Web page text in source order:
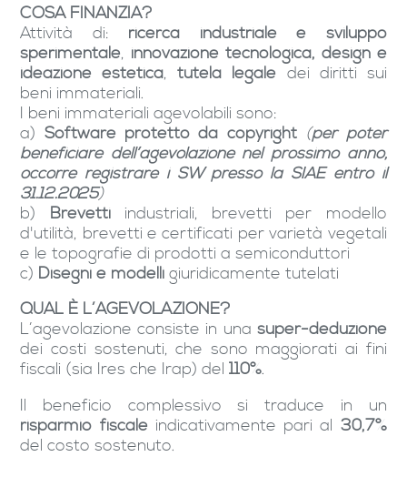
COSA FINANZIA?
Attività di: ricerca industriale e sviluppo
sperimentale, innovazione tecnologica, design e
ideazione estetica,tutela legale dei diritti sui
beni immateriali.
I beni immateriali agevolabili sono:
a) Software protetto da copyright (per poter
beneficiare dell’agevolazione nel prossimo anno,
occorre registrare i SW presso la SIAE entro il
31.12.2025)
b) Brevetti industriali, brevetti per modello
d'utilità, brevetti e certificati per varietà vegetali
e le topografie di prodotti a semiconduttori
c) Disegni e modelli giuridicamente tutelati
QUAL È L’AGEVOLAZIONE?
L’agevolazione consiste in una super-deduzione
dei costi sostenuti, che sono maggiorati ai fini
fiscali (sia Ires che Irap) del110%.
Il beneficio complessivo si traduce in un
risparmio fiscale indicativamente pari al 30,7%
del costo sostenuto.